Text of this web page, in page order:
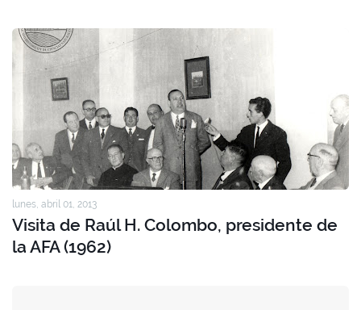
lunes, abril 01, 2013
Visita de Raúl H. Colombo, presidente de
la AFA (1962)